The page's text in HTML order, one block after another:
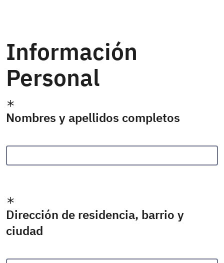
Información
Personal
Nombres y apellidos completos
Dirección de residencia, barrio y
ciudad